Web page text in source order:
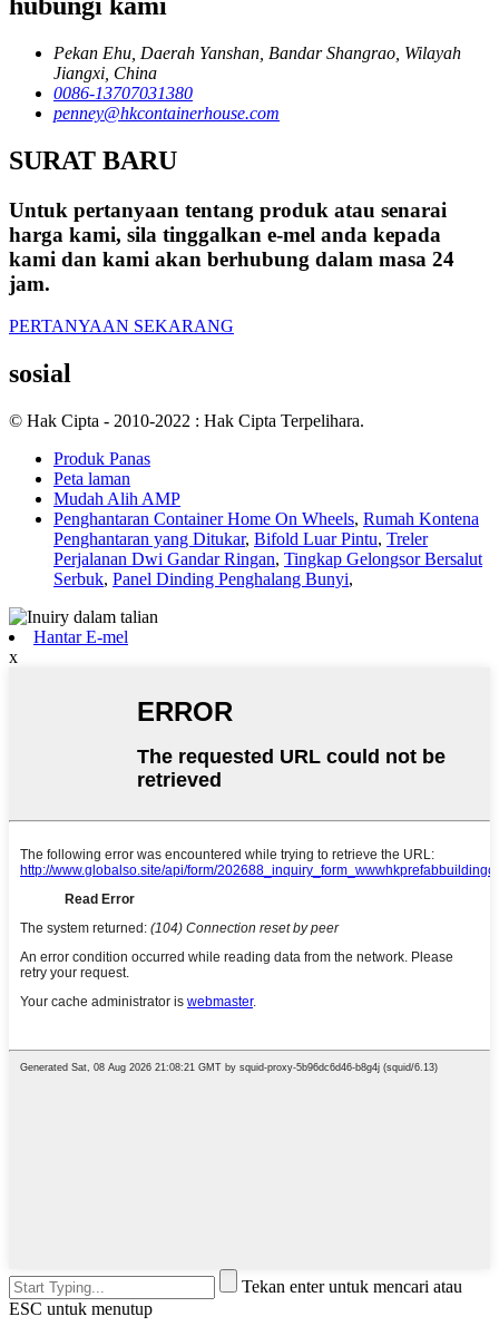
Pekan Ehu, Daerah Yanshan, Bandar Shangrao, Wilayah
Jiangxi, China
0086-13707031380
penney@hkcontainerhouse.com
SURAT BARU
Untuk pertanyaan tentang produk atau senarai
harga kami, sila tinggalkan e-mel anda kepada
kami dan kami akan berhubung dalam masa 24
jam.
PERTANYAAN SEKARANG
sosial
© Hak Cipta - 2010-2022 : Hak Cipta Terpelihara.
Produk Panas
Peta laman
Mudah Alih AMP
Penghantaran Container Home On Wheels, Rumah Kontena
Penghantaran yang Ditukar, Bifold Luar Pintu, Treler
Perjalanan Dwi Gandar Ringan, Tingkap Gelongsor Bersalut
Serbuk, Panel Dinding Penghalang Bunyi,
Hantar E-mel
x
Tekan enter untuk mencari atau
ESC untuk menutup